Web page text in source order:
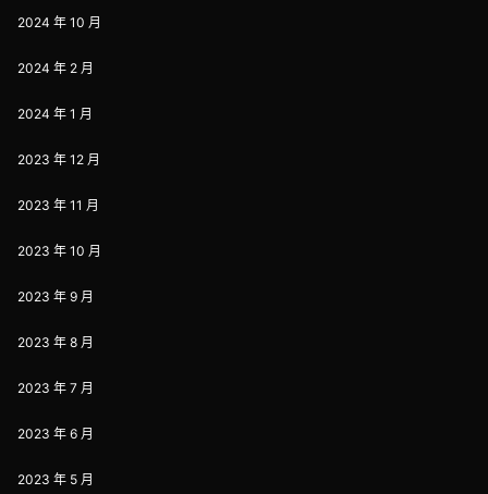
2024 年 10 月
2024 年 2 月
2024 年 1 月
2023 年 12 月
2023 年 11 月
2023 年 10 月
2023 年 9 月
2023 年 8 月
2023 年 7 月
2023 年 6 月
2023 年 5 月